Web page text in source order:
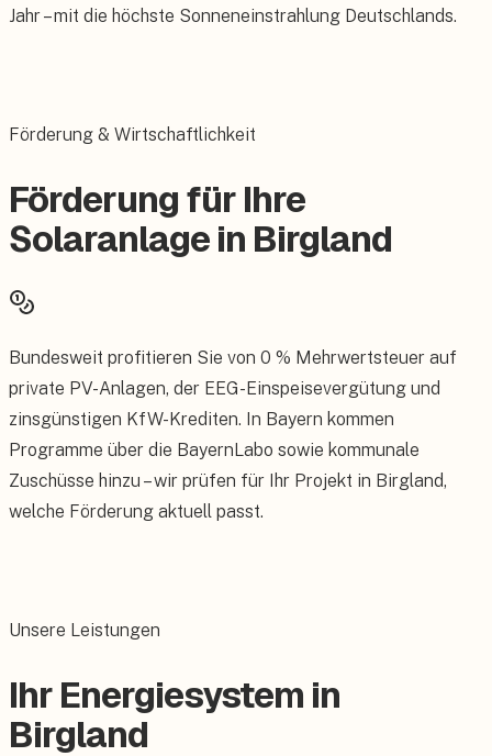
Jahr – mit die höchste Sonneneinstrahlung Deutschlands.
Förderung & Wirtschaftlichkeit
Förderung für Ihre
Solaranlage in Birgland
Bundesweit profitieren Sie von 0 % Mehrwertsteuer auf
private PV-Anlagen, der EEG-Einspeisevergütung und
zinsgünstigen KfW-Krediten. In Bayern kommen
Programme über die BayernLabo sowie kommunale
Zuschüsse hinzu – wir prüfen für Ihr Projekt in Birgland,
welche Förderung aktuell passt.
Unsere Leistungen
Ihr Energiesystem in
Birgland